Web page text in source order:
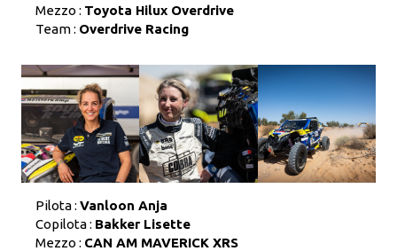
Mezzo : Toyota Hilux Overdrive
Team : Overdrive Racing
Pilota : Vanloon Anja
Copilota : Bakker Lisette
Mezzo : CAN AM MAVERICK XRS